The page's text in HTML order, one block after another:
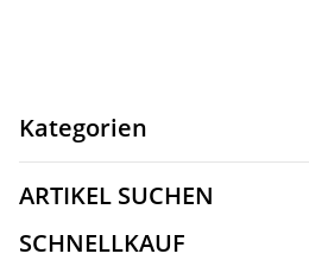
Kategorien
ARTIKEL SUCHEN
SCHNELLKAUF